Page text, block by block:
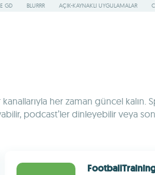
GD BLURRR AÇIK-KAYNAKLI UYGULAMALAR
her zaman güncel kalın.
podcast’ler dinleyebilir veya